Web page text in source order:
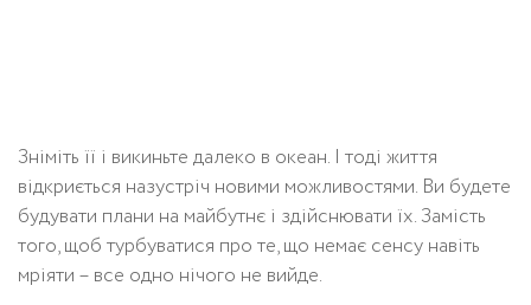
Зніміть її і викиньте далеко в океан. І тоді життя
відкриється назустріч новими можливостями. Ви будете
будувати плани на майбутнє і здійснювати їх. Замість
того, щоб турбуватися про те, що немає сенсу навіть
мріяти – все одно нічого не вийде.